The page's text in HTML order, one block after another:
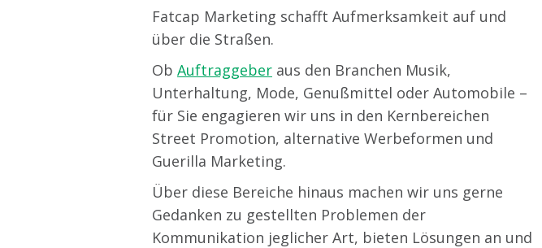
Fatcap Marketing schafft Aufmerksamkeit auf und
über die Straßen.
Ob Auftraggeber aus den Branchen Musik,
Unterhaltung, Mode, Genußmittel oder Automobile –
für Sie engagieren wir uns in den Kernbereichen
Street Promotion, alternative Werbeformen und
Guerilla Marketing.
Über diese Bereiche hinaus machen wir uns gerne
Gedanken zu gestellten Problemen der
Kommunikation jeglicher Art, bieten Lösungen an und